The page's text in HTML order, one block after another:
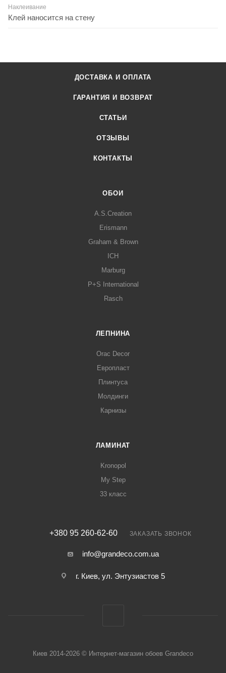
Наклеивание
Клей наносится на стену
ДОСТАВКА И ОПЛАТА
ГАРАНТИЯ И ВОЗВРАТ
СТАТЬИ
ОТЗЫВЫ
КОНТАКТЫ
ОБОИ
A.S.Creation
Erismann
Graham & Brown
ICH
Marburg
P+S International
Rasch
ЛЕПНИНА
Orac Decor
Европласт
Плинтуса
Молдинги
Карнизы
ЛАМИНАТ
Kronopol
My Step
33 класс
+380 95 260-62-60 ЗАКАЗАТЬ ЗВОНОК
info@grandeco.com.ua
г. Киев, ул. Энтузиастов 5
Киев 2014-2026 © Интернет-магазин обоев Grandeco